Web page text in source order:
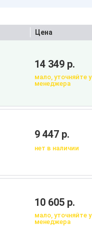
Цена
9 447 р.
нет в наличии
10 605 р.
мало, уточняйте у
менеджера
14 349 р.
мало, уточняйте у
менеджера